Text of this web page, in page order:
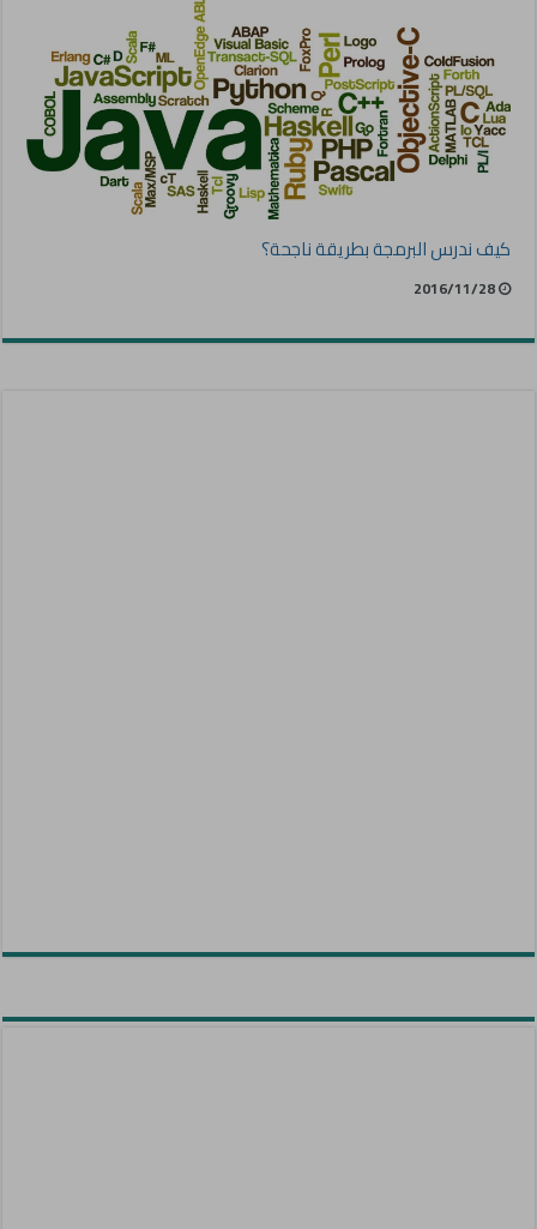
كيف ندرس البرمجة بطريقة ناجحة؟
2016/11/28